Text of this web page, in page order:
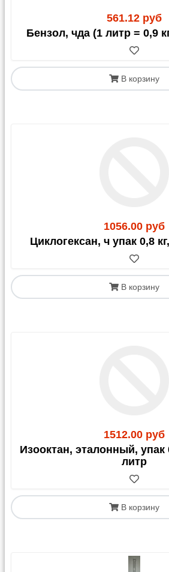
561.12 руб
Бензол, чда (1 литр = 0,9
В корзину
1056.00 руб
Циклогексан, ч упак 0,8
В корзину
1512.00 руб
Изооктан, эталонный, упак
литр
В корзину